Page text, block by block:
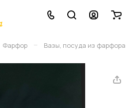
Фарфор – Вазы, посуда из фарфора